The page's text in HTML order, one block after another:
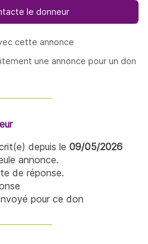
le donneur
cette annonce
une annonce pour un don
depuis le 09/05/2026
annonce.
de réponse.
pour ce don